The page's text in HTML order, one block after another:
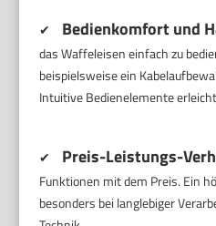
✔ Bedienkomfort und
das Waffeleisen einfach zu
beispielsweise ein
Intuitive Bedienelemente
✔ Preis-Leistungs-
Funktionen mit dem Preis. Ein
besonders bei langlebiger